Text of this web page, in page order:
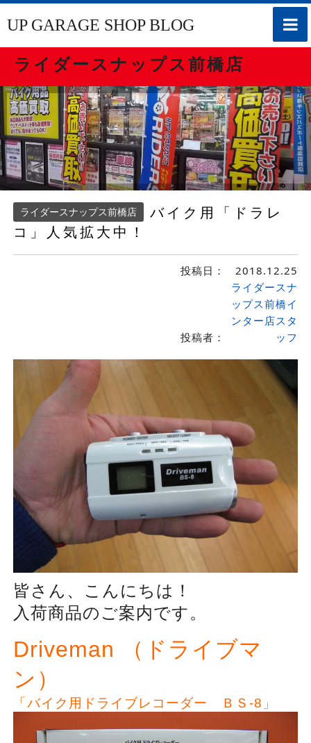
toggle
UP GARAGE SHOP BLOG
ライダースナップス前橋店
ライダースナップス前橋店
バイク用「ドラレ
コ」人気拡大中！
投稿日： 2018.12.25
投稿者：
ライダースナ
ップス前橋イ
ンター店スタ
ッフ
皆さん、こんにちは！
入荷商品のご案内です。
Driveman （ドライブマ
ン）
「バイク用ドライブレコーダー ＢＳ-8」